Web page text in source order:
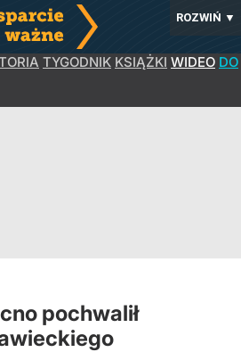
ROZWIŃ ▼
TYGODNIK KSIĄŻKI WIDEO DO
pochwalił